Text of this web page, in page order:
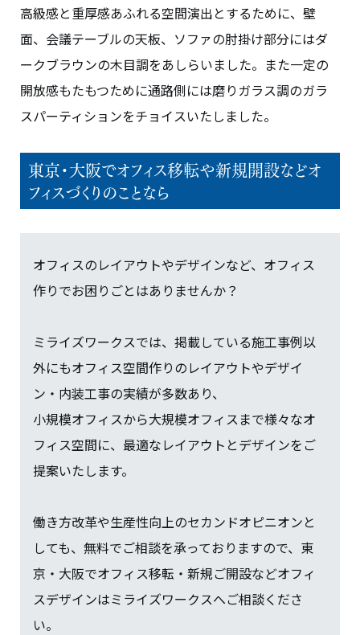
高級感と重厚感あふれる空間演出とするために、壁
面、会議テーブルの天板、ソファの肘掛け部分にはダ
ークブラウンの木目調をあしらいました。また一定の
開放感もたもつために通路側には磨りガラス調のガラ
スパーティションをチョイスいたしました。
東京・大阪でオフィス移転や新規開設などオ
フィスづくりのことなら
オフィスのレイアウトやデザインなど、オフィス
作りでお困りごとはありませんか？
ミライズワークスでは、掲載している施工事例以
外にもオフィス空間作りのレイアウトやデザイ
ン・内装工事の実績が多数あり、
小規模オフィスから大規模オフィスまで様々なオ
フィス空間に、最適なレイアウトとデザインをご
提案いたします。
働き方改革や生産性向上のセカンドオピニオンと
しても、無料でご相談を承っておりますので、東
京・大阪でオフィス移転・新規ご開設などオフィ
スデザインはミライズワークスへご相談くださ
い。